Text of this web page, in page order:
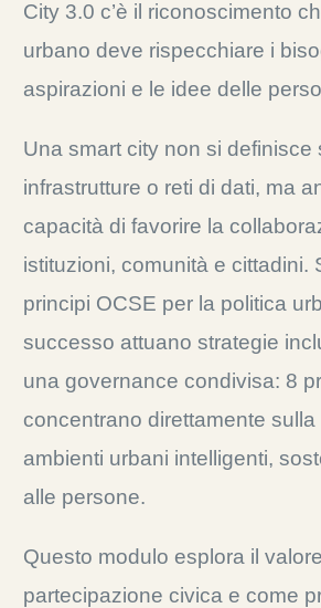
City 3.0 c’è il riconoscimento
urbano deve rispecchiare i
aspirazioni e le idee delle
Una smart city non si definisce
infrastrutture o reti di dati, ma
capacità di favorire la
istituzioni, comunità e cittadini.
principi OCSE per la politica u
successo attuano strategie
una governance condivisa: 8
concentrano direttamente
ambienti urbani intelligenti,
alle persone.
Questo modulo esplora il
partecipazione civica e come